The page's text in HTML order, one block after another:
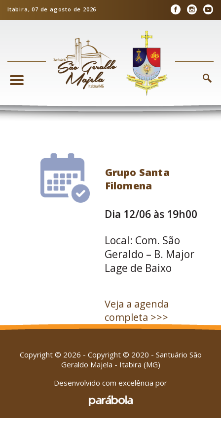
Itabira, 07 de agosto de 2026
Grupo Santa
Filomena
Dia 12/06 às 19h00
Local: Com. São
Geraldo – B. Major
Lage de Baixo
Veja a agenda
completa >>>
Copyright © 2026 - Copyright © 2020 - Santuário São
Geraldo Majela - Itabira (MG)
Desenvolvido com excelência por